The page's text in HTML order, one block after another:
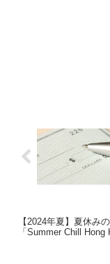
【2024年夏】夏休み
「Summer Chill Hong